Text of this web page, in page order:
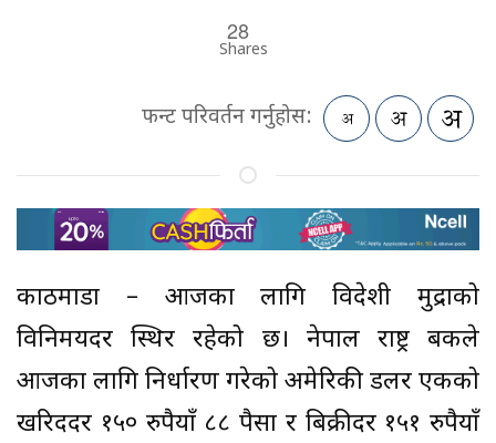
28
Shares
फन्ट परिवर्तन गर्नुहोस:
काठमाडौं – आजका लागि विदेशी मुद्राको
विनिमयदर स्थिर रहेको छ। नेपाल राष्ट्र बैंकले
आजका लागि निर्धारण गरेको अमेरिकी डलर एकको
खरिददर १५० रुपैयाँ ८८ पैसा र बिक्रीदर १५१ रुपैयाँ